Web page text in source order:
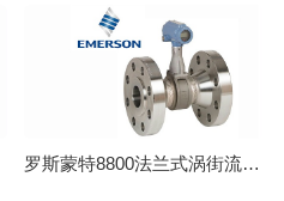
罗斯蒙特8800法兰式涡街流量计